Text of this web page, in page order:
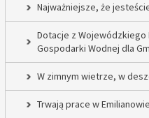
Najważniejsze, że
Dotacje z Wojewódzkiego
Gospodarki Wodnej dla
W zimnym wietrze, w
Trwają prace w Emilianowie